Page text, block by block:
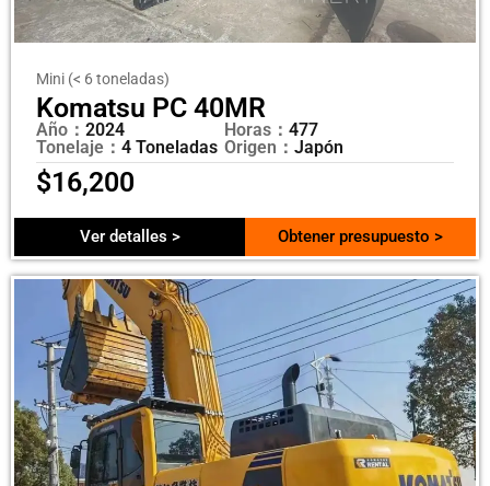
Mini (< 6 toneladas)
Komatsu PC 40MR
Año： 2024
Tonelaje： 4 Toneladas
Horas： 477
Origen： Japón
$16,200
Ver detalles > Obtener presupuesto >